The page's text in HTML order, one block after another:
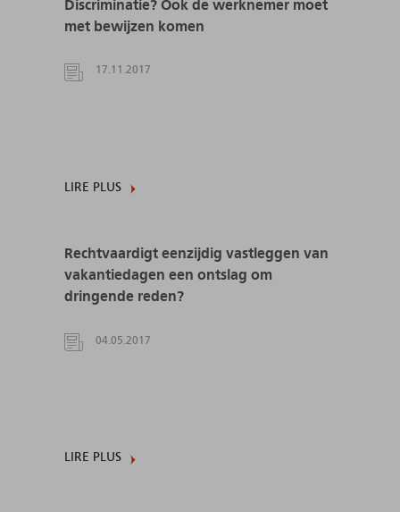
Discriminatie? Ook de werknemer moet
met bewijzen komen
17.11.2017
LIRE PLUS
Rechtvaardigt eenzijdig vastleggen van
vakantiedagen een ontslag om
dringende reden?
04.05.2017
LIRE PLUS